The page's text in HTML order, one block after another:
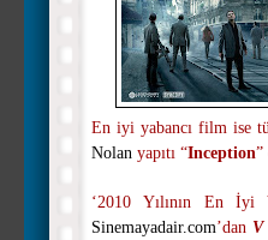
En iyi yabancı film ise
Nolan yapıtı “Inception”
‘2010 Yılının En İyi
Sinemayadair.com’dan V